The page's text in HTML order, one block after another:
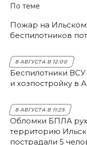
По теме
Пожар на
беспилотников
8 АВГУСТА В 12:00
Беспилотники
и хозпостройку в
8 АВГУСТА В 11:25
Обломки БПЛА
территорию
пострадали 5